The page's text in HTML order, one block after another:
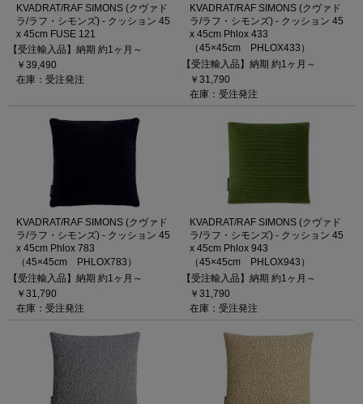
KVADRAT/RAF SIMONS (クヴァド
ラ/ラフ・シモンズ) - クッション 45
x 45cm FUSE 121
【受注輸入品】納期 約1ヶ月～
￥39,490
在庫：受注発注
KVADRAT/RAF SIMONS (クヴァド
ラ/ラフ・シモンズ) - クッション 45
x 45cm Phlox 433
（45×45cm PHLOX433）
【受注輸入品】納期 約1ヶ月～
￥31,790
在庫：受注発注
KVADRAT/RAF SIMONS (クヴァド
ラ/ラフ・シモンズ) - クッション 45
x 45cm Phlox 783
（45×45cm PHLOX783）
【受注輸入品】納期 約1ヶ月～
￥31,790
在庫：受注発注
KVADRAT/RAF SIMONS (クヴァド
ラ/ラフ・シモンズ) - クッション 45
x 45cm Phlox 943
（45×45cm PHLOX943）
【受注輸入品】納期 約1ヶ月～
￥31,790
在庫：受注発注